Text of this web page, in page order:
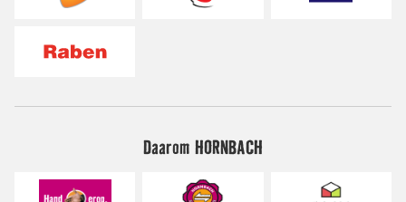
Daarom HORNBACH